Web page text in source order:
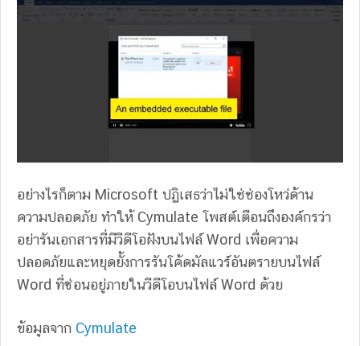
อย่างไรก็ตาม Microsoft ปฏิเสธว่าไม่ใช่ช่องโหว่ด้าน
ความปลอดภัย ทำให้ Cymulate โพสต์เตือนถึงองค์กรว่า
อย่ารันเอกสารที่มีวีดีโอฝังบนไฟล์ Word เพื่อความ
ปลอดภัยและหยุดยั้งการรันโค้ดมัลแวร์อันตรายบนไฟล์
Word ที่ซ่อนอยู่ภายในวีดีโอบนไฟล์ Word ด้วย
ข้อมูลจาก Cymulate